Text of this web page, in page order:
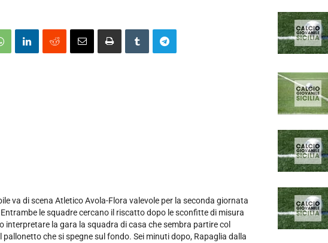
va di scena Atletico Avola-Flora valevole per la seconda giornata
le squadre cercano il riscatto dopo le sconfitte di misura
la gara la squadra di casa che sembra partire col
pallonetto che si spegne sul fondo. Sei minuti dopo, Rapaglia dalla